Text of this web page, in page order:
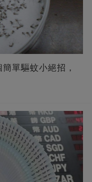
單驅蚊小絕招，